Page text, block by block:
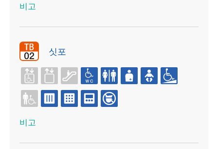
비고
싯포
비고